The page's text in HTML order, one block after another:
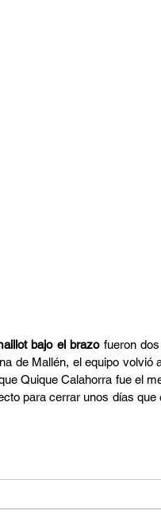
bajo el brazo fueron dos
de Mallén, el equipo volvió
Quique Calahorra fue el
para cerrar unos días